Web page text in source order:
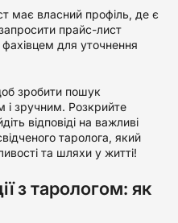
має власний профіль, де є
прайс-лист
фахівцем для уточнення
зробити пошук
і зручним. Розкрийте
відповіді на важливі
таролога, який
та шляхи у житті!
з тарологом: як